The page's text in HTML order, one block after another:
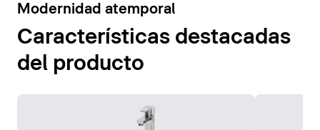
10
Modernidad atemporal
Características destacadas
del producto